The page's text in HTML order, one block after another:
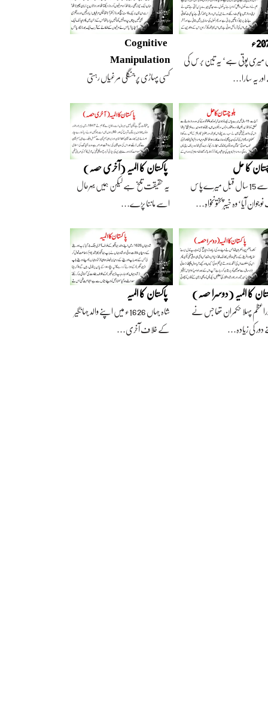
میری پوتی ہے‘ یہ تین برس کی
یہ سارا…
Cognitive
Manipulation
کسی پہاڑی پر جنگلی مرغیاں رہتی
کا حل
آج سے 15 سال قبل میرے پاس
آیا‘ وہ خیبرپختونخواہ…
پاکستان کا المیہ (آخری حصہ)
یہ حقیقت تلخ ہے لیکن ہمیں بہرحال
اسے ماننا پڑے…
کا المیہ (دوسرا حصہ)
پہلا حکمران تھا جس نے
کی زیادہ…
پاکستان کا المیہ
شاہ جہاں 1626ء میں اپنے والد جہانگیر
کے خلاف آخری…